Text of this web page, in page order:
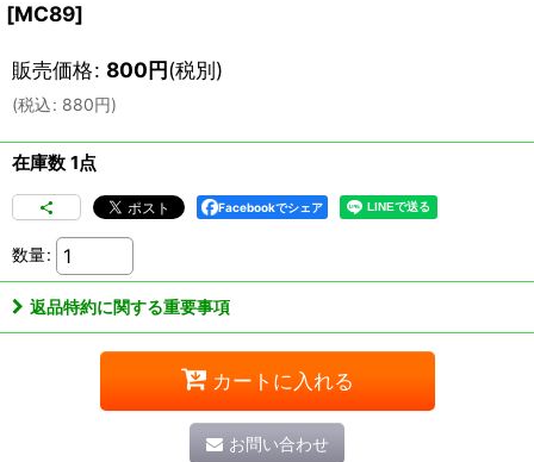
[MC89]
販売価格: 800円(税別)
(税込: 880円)
在庫数 1点
Facebookでシェア
数量:
返品特約に関する重要事項
カートに入れる
お問い合わせ